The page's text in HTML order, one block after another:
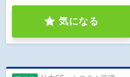
気になる